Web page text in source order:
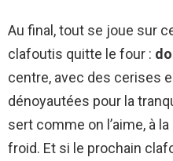
Au final, tout se joue sur
clafoutis quitte le four :
centre, avec des cerises
dénoyautées pour la
sert comme on l’aime, à
froid. Et si le prochain